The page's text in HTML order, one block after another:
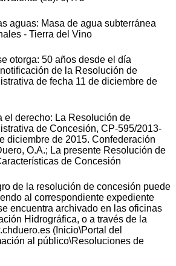
aguas: Masa de agua subterránea
- Tierra del Vino
otorga: 50 años desde el día
de la Resolución de
de fecha 11 de diciembre de
el derecho: La Resolución de
de Concesión, CP-595/2013-
diciembre de 2015. Confederación
O.A.; La presente Resolución de
de Concesión
de la resolución de concesión puede
al correspondiente expediente
encuentra archivado en las oficinas
Hidrográfica, o a través de la
(Inicio\Portal del
al público\Resoluciones de